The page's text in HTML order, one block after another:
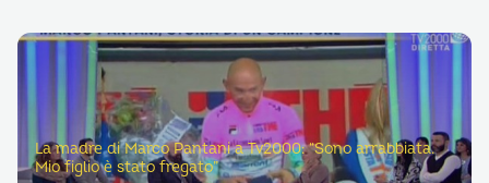
La madre di Marco Pantani a Tv2000: “Sono arrabbiata.
Mio figlio è stato fregato”